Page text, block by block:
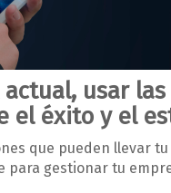
usar
el éxito y el
que pueden llevar
gestionar tu